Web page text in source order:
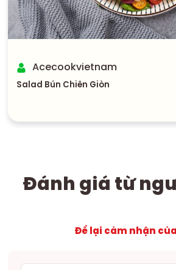
Acecookvietnam
Salad Bún Chiên Giòn
Đánh giá từ
Để lại cảm nhận